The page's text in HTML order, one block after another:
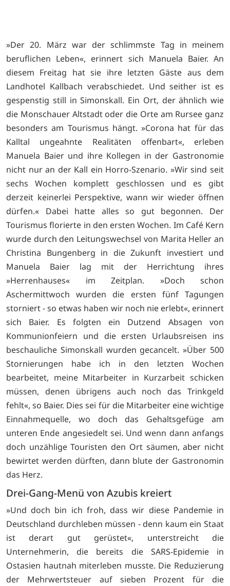
»Der 20. März war der schlimmste Tag in meinem
beruflichen Leben«, erinnert sich Manuela Baier. An
diesem Freitag hat sie ihre letzten Gäste aus dem
Landhotel Kallbach verabschiedet. Und seither ist es
gespenstig still in Simonskall. Ein Ort, der ähnlich wie
die Monschauer Altstadt oder die Orte am Rursee ganz
besonders am Tourismus hängt. »Corona hat für das
Kalltal ungeahnte Realitäten offenbart«, erleben
Manuela Baier und ihre Kollegen in der Gastronomie
nicht nur an der Kall ein Horro-Szenario. »Wir sind seit
sechs Wochen komplett geschlossen und es gibt
derzeit keinerlei Perspektive, wann wir wieder öffnen
dürfen.« Dabei hatte alles so gut begonnen. Der
Tourismus florierte in den ersten Wochen. Im Café Kern
wurde durch den Leitungswechsel von Marita Heller an
Christina Bungenberg in die Zukunft investiert und
Manuela Baier lag mit der Herrichtung ihres
»Herrenhauses« im Zeitplan. »Doch schon
Aschermittwoch wurden die ersten fünf Tagungen
storniert - so etwas haben wir noch nie erlebt«, erinnert
sich Baier. Es folgten ein Dutzend Absagen von
Kommunionfeiern und die ersten Urlaubsreisen ins
beschauliche Simonskall wurden gecancelt. »Über 500
Stornierungen habe ich in den letzten Wochen
bearbeitet, meine Mitarbeiter in Kurzarbeit schicken
müssen, denen übrigens auch noch das Trinkgeld
fehlt«, so Baier. Dies sei für die Mitarbeiter eine wichtige
Einnahmequelle, wo doch das Gehaltsgefüge am
unteren Ende angesiedelt sei. Und wenn dann anfangs
doch unzählige Touristen den Ort säumen, aber nicht
bewirtet werden dürften, dann blute der Gastronomin
das Herz.
Drei-Gang-Menü von Azubis kreiert
»Und doch bin ich froh, dass wir diese Pandemie in
Deutschland durchleben müssen - denn kaum ein Staat
ist derart gut gerüstet«, unterstreicht die
Unternehmerin, die bereits die SARS-Epidemie in
Ostasien hautnah miterleben musste. Die Reduzierung
der Mehrwertsteuer auf sieben Prozent für die